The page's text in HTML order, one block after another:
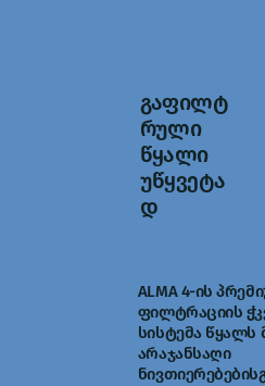
გაფილტ
რული
წყალი
უწყვეტა
დ
ALMA 4-ის
ფილტრაციის
სისტემა
არაჯანსაღი